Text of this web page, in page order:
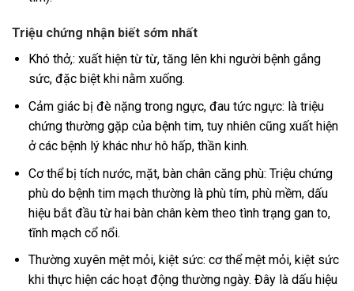
Triệu chứng nhận biết sớm nhất
Khó thở,: xuất hiện từ từ, tăng lên khi người bệnh gắng
sức, đặc biệt khi nằm xuống.
Cảm giác bị đè nặng trong ngực, đau tức ngực: là triệu
chứng thường gặp của bệnh tim, tuy nhiên cũng xuất hiện
ở các bệnh lý khác như hô hấp, thần kinh.
Cơ thể bị tích nước, mặt, bàn chân căng phù: Triệu chứng
phù do bệnh tim mạch thường là phù tím, phù mềm, dấu
hiệu bắt đầu từ hai bàn chân kèm theo tình trạng gan to,
tĩnh mạch cổ nổi.
Thường xuyên mệt mỏi, kiệt sức: cơ thể mệt mỏi, kiệt sức
khi thực hiện các hoạt động thường ngày. Đây là dấu hiệu